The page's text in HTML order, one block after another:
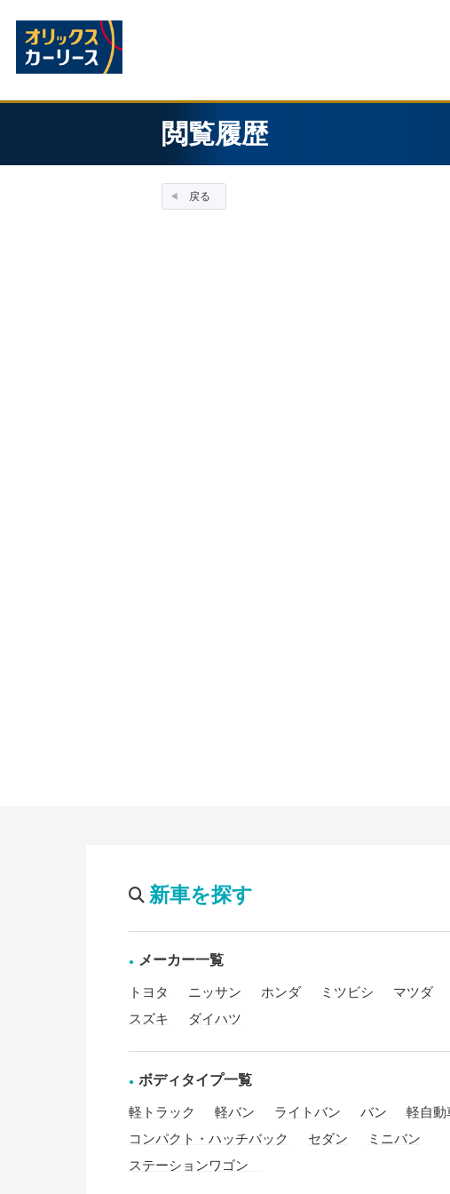
閲覧履歴
戻る
新車を探す
メーカー一覧
トヨタ ニッサン ホンダ ミツビシ マツダ
スズキ
ダイハツ
ボディタイプ一覧
軽トラック 軽バン ライトバン バン
軽自動
コンパクト・ハッチバック
セダン
ミニバン
ステーションワゴン